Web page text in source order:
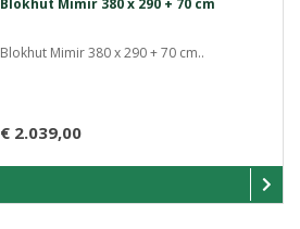
Blokhut Mimir 380 x 290 + 70 cm..
€ 2.039,00